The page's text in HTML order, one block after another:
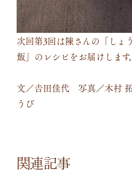
次回第3回は陳さんの「しょ
飯」のレシピをお届けします。
文／𠮷田佳代 写真／木村
うび
関連記事